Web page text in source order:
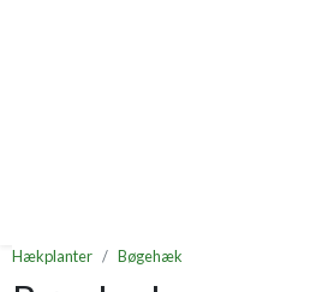
Hækplanter Bøgehæk